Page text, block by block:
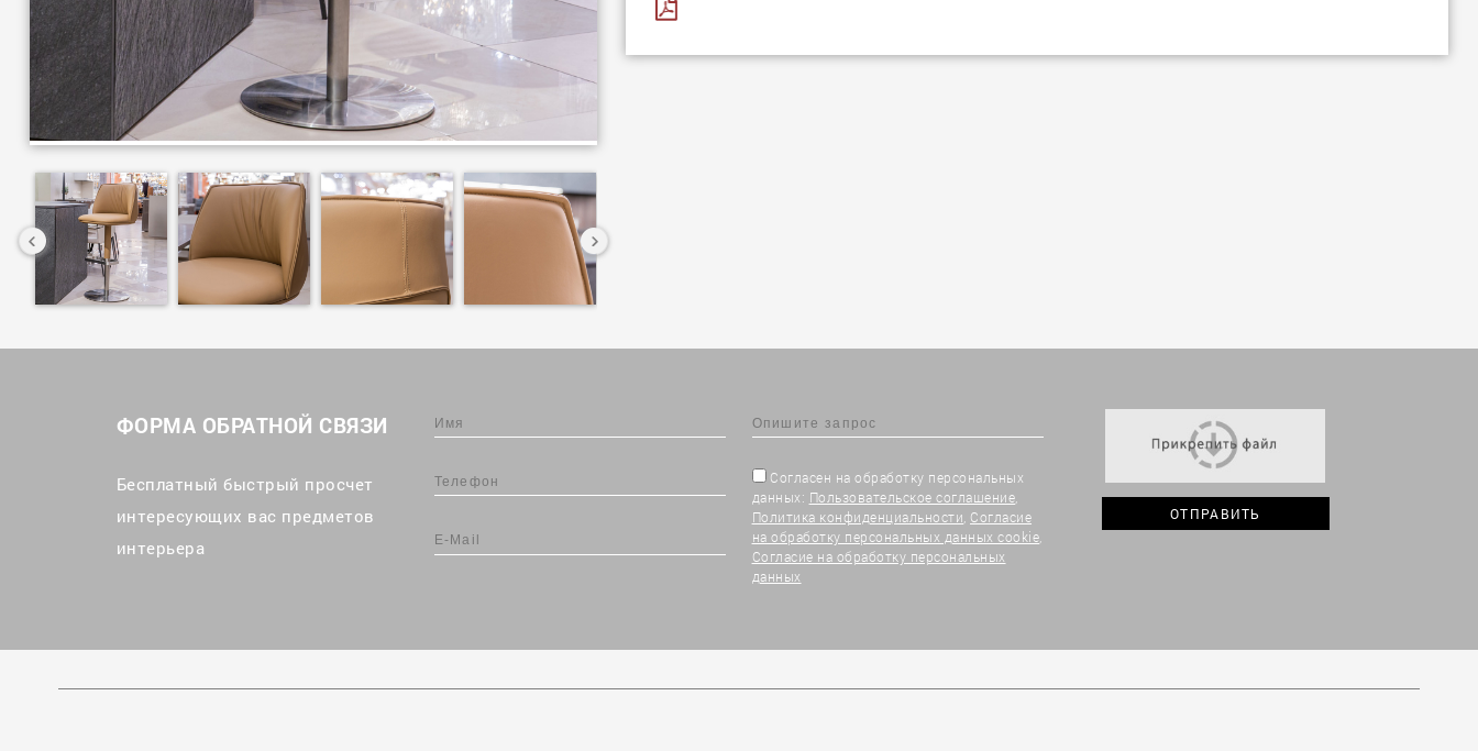
ФОРМА ОБРАТНОЙ СВЯЗИ
Бесплатный быстрый просчет
интересующих вас предметов
интерьера
Согласен на обработку персональных
данных: Пользовательское соглашение
Политика конфиденциальности Согласие
на обработку персональных данных cookie
Согласие на обработку персональных
данных